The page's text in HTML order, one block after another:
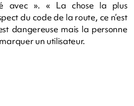
avec ». « La chose la plus
du code de la route, ce n’est
dangereuse mais la personne
un utilisateur.